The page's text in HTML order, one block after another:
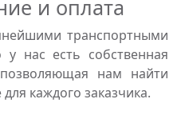
и оплата
транспортными
нас есть собственная
позволяющая нам найти
каждого заказчика.